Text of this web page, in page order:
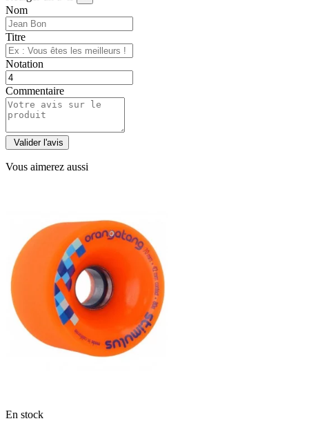
Nom
Titre
Notation
Commentaire
Vous aimerez aussi
En stock